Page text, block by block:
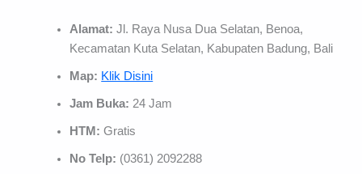
Alamat: Jl. Raya Nusa Dua Selatan, Benoa,
Kecamatan Kuta Selatan, Kabupaten Badung, Bali
Map: Klik Disini
Jam Buka: 24 Jam
HTM:Gratis
No Telp: (0361) 2092288